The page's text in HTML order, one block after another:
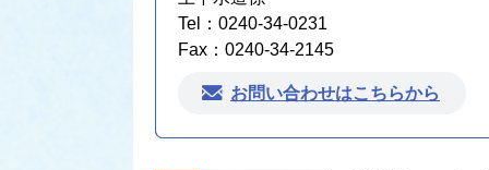
Tel：0240-34-0231
Fax：0240-34-2145
お問い合わせはこちらから